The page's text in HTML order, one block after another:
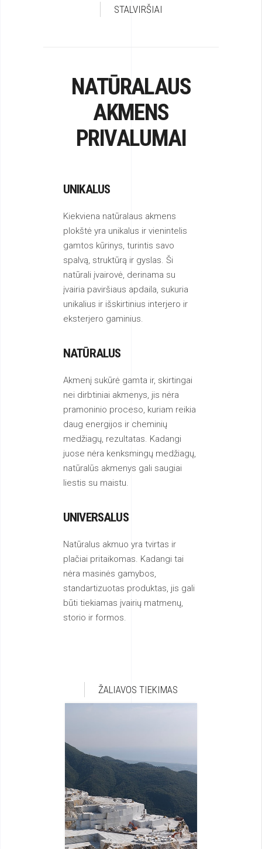
STALVIRŠIAI
NATŪRALAUS
AKMENS
PRIVALUMAI
UNIKALUS
Kiekviena natūralaus akmens
plokštė yra unikalus ir vienintelis
gamtos kūrinys, turintis savo
spalvą, struktūrą ir gyslas. Ši
natūrali įvairovė, derinama su
įvairia paviršiaus apdaila, sukuria
unikalius ir išskirtinius interjero ir
eksterjero gaminius.
NATŪRALUS
Akmenį sukūrė gamta ir, skirtingai
nei dirbtiniai akmenys, jis nėra
pramoninio proceso, kuriam reikia
daug energijos ir cheminių
medžiagų, rezultatas. Kadangi
juose nėra kenksmingų medžiagų,
natūralūs akmenys gali saugiai
liestis su maistu.
UNIVERSALUS
Natūralus akmuo yra tvirtas ir
plačiai pritaikomas. Kadangi tai
nėra masinės gamybos,
standartizuotas produktas, jis gali
būti tiekiamas įvairių matmenų,
storio ir formos.
ŽALIAVOS TIEKIMAS